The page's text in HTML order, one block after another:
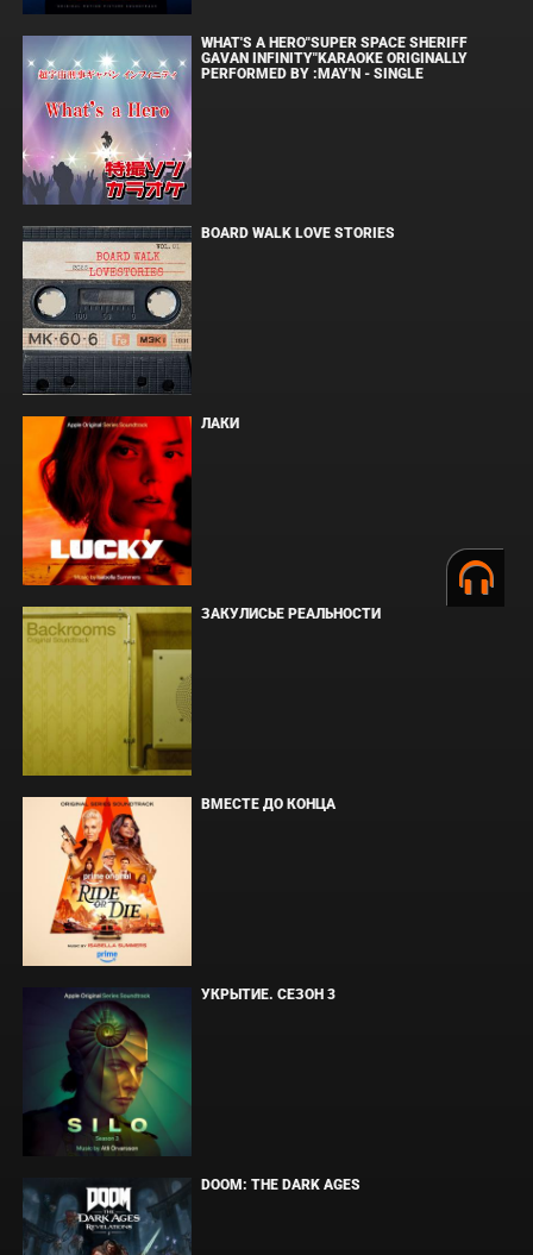
WHAT'S A HERO"SUPER SPACE SHERIFF
GAVAN INFINITY"KARAOKE ORIGINALLY
PERFORMED BY :MAY'N - SINGLE
BOARD WALK LOVE STORIES
ЛАКИ
ЗАКУЛИСЬЕ РЕАЛЬНОСТИ
ВМЕСТЕ ДО КОНЦА
УКРЫТИЕ. СЕЗОН 3
DOOM: THE DARK AGES